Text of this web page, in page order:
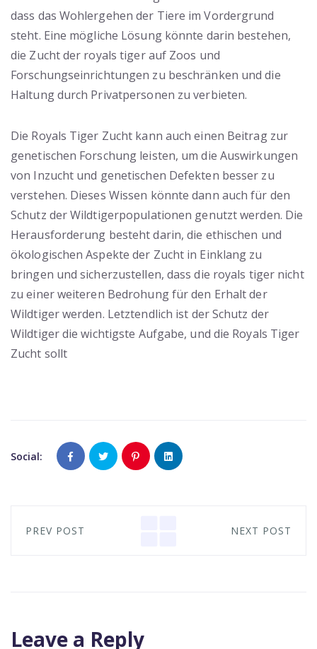
dass das Wohlergehen der Tiere im Vordergrund
steht. Eine mögliche Lösung könnte darin bestehen,
die Zucht der royals tiger auf Zoos und
Forschungseinrichtungen zu beschränken und die
Haltung durch Privatpersonen zu verbieten.
Die Royals Tiger Zucht kann auch einen Beitrag zur
genetischen Forschung leisten, um die Auswirkungen
von Inzucht und genetischen Defekten besser zu
verstehen. Dieses Wissen könnte dann auch für den
Schutz der Wildtigerpopulationen genutzt werden. Die
Herausforderung besteht darin, die ethischen und
ökologischen Aspekte der Zucht in Einklang zu
bringen und sicherzustellen, dass die royals tiger nicht
zu einer weiteren Bedrohung für den Erhalt der
Wildtiger werden. Letztendlich ist der Schutz der
Wildtiger die wichtigste Aufgabe, und die Royals Tiger
Zucht sollt
Social:
PREV POST NEXT POST
Leave a Reply